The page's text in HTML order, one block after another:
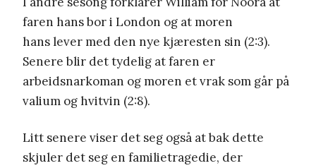
faren hans bor i London og at moren
hans lever med den nye kjæresten sin (2:3).
Senere blir det tydelig at faren er
arbeidsnarkoman og moren et vrak som går på
valium og hvitvin (2:8).
Litt senere viser det seg også at bak dette
skjuler det seg en familietragedie, der